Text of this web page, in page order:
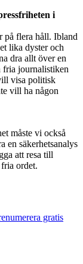
i
på flera håll. Ibland
lika dyster och
dra allt över en
fria journalistiken
visa politisk
vill ha någon
måste vi också
en säkerhetsanalys
att resa till
ordet.
gratis